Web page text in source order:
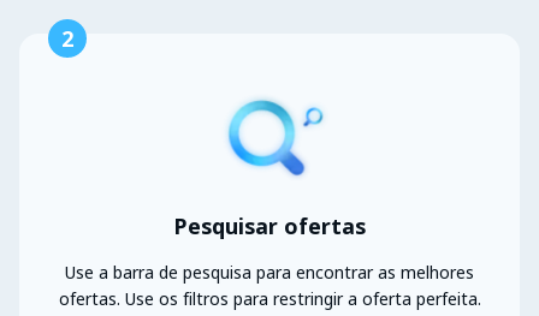
2
Pesquisar ofertas
Use a barra de pesquisa para encontrar as melhores
ofertas. Use os filtros para restringir a oferta perfeita.